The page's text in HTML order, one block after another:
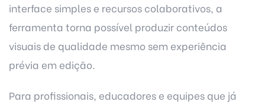
interface simples e recursos colaborativos, a
ferramenta torna possível produzir conteúdos
visuais de qualidade mesmo sem experiência
prévia em edição.
Para profissionais, educadores e equipes que já